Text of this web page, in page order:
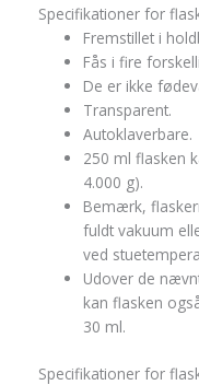
Specifikationer for
Fremstillet i
Fås i fire
De er ikke
Transparent.
Autoklaverbare.
250 ml flasken
4.000 g).
Bemærk,
fuldt vakuum
ved
Udover de
kan flasken
30 ml.
Specifikationer for